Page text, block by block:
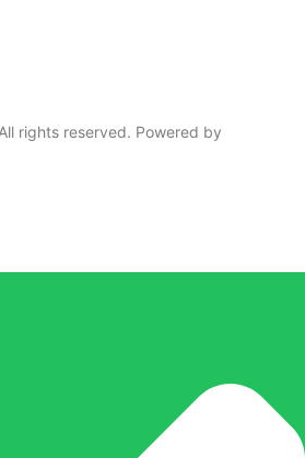
rights reserved. Powered by